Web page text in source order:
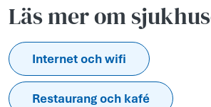
Läs mer om
Internet och wifi
Restaurang och kafé